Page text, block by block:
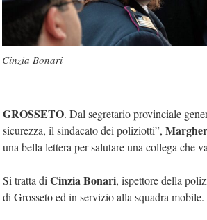
Cinzia Bonari
GROSSETO. Dal segretario provinciale
sicurezza, il sindacato dei poliziotti”,
una bella lettera per salutare una collega che
Si tratta di Cinzia Bonari, ispettore della
di Grosseto ed in servizio alla squadra mobile.